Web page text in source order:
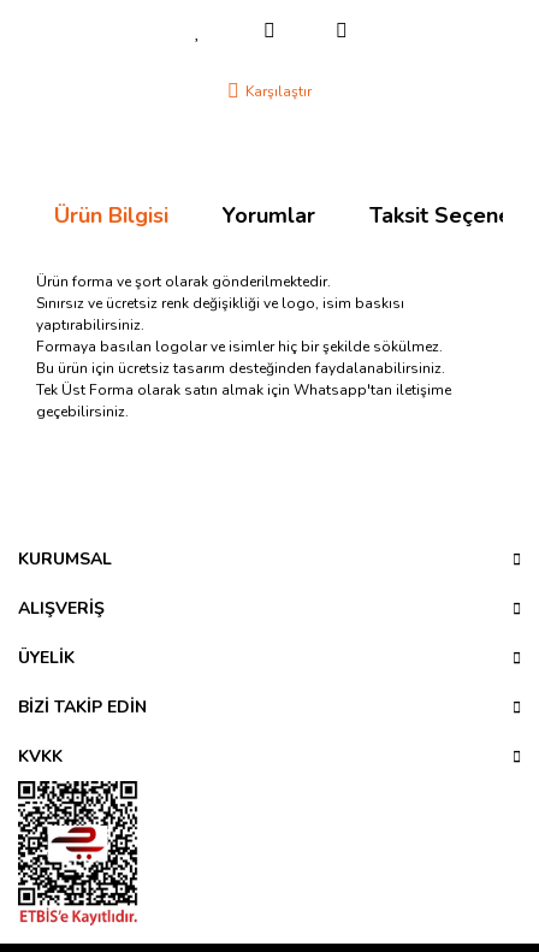
Karşılaştır
Ürün Bilgisi Yorumlar Taksit
Ürün forma ve şort olarak gönderilmektedir.
Sınırsız ve ücretsiz renk değişikliği ve logo, isim baskısı
yaptırabilirsiniz.
Formaya basılan logolar ve isimler hiç bir şekilde sökülmez.
Bu ürün için ücretsiz tasarım desteğinden faydalanabilirsiniz.
Tek Üst Forma olarak satın almak için Whatsapp'tan iletişime
geçebilirsiniz.
Ürün resmi kalitesiz, bozuk veya görüntülenemiyor.
Ürün fiyatı diğer sitelerden daha pahalı.
KURUMSAL
ALIŞVERİŞ
ÜYELİK
BİZİ TAKİP EDİN
KVKK